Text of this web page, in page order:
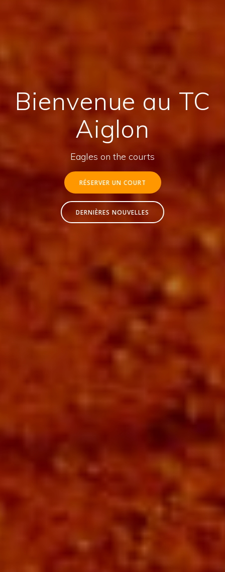
Bienvenue au TC
Aiglon
Eagles on the courts
RÉSERVER UN COURT
DERNIÈRES NOUVELLES